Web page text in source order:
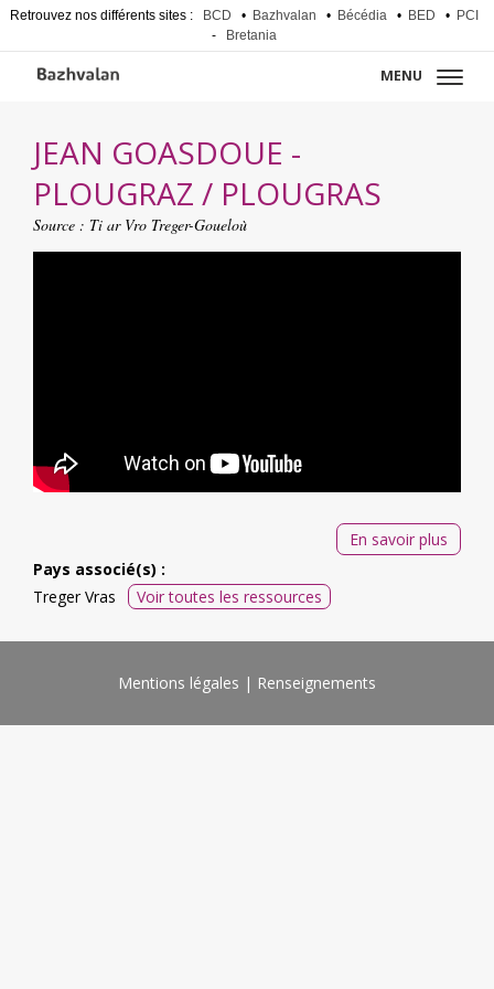
Retrouvez nos différents sites : BCD • Bazhvalan • Bécédia • BED •
PCI
-
Bretania
MENU
JEAN GOASDOUE -
PLOUGRAZ / PLOUGRAS
Source : Ti ar Vro Treger-Goueloù
En savoir plus
Pays associé(s) :
Treger Vras
Voir toutes les ressources
Mentions légales Renseignements